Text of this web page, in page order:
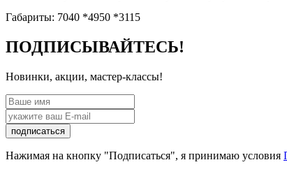
Габариты: 7040 *4950 *3115
ПОДПИСЫВАЙТЕСЬ!
Новинки, акции, мастер-классы!
подписаться
Нажимая на кнопку "Подписаться", я принимаю условия